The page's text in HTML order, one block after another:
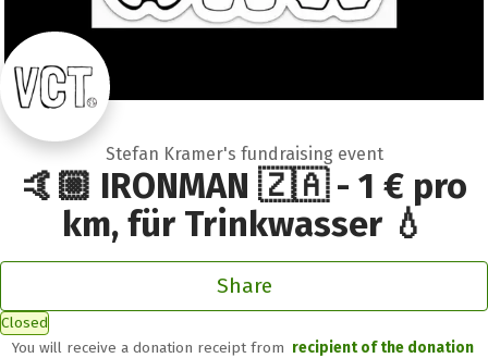
Stefan Kramer's fundraising event
🤙🏼 IRONMAN 🇿🇦 - 1 € pro
km, für Trinkwasser 💧
Share
Closed
You will receive a donation receipt from recipient of the donation